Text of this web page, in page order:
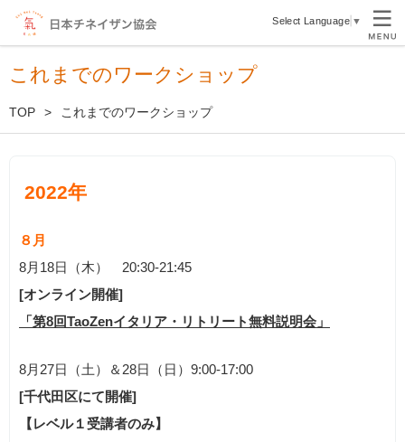
Select Language ▼
これまでのワークショップ
TOP これまでのワークショップ
2022年
８月
8月18日
（木）
20:30-21:45
[オンライン開催]
「第8回TaoZenイタリア・リトリート無料説明会」
8月27日（土）＆28日（日）9:00-17:00
[千代田区にて開催]
【レベル１受講者のみ】